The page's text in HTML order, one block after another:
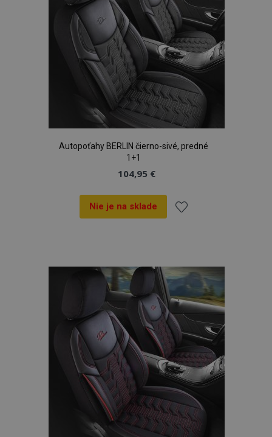
Autopoťahy BERLIN čierno-sivé, predné
1+1
104,95 €
Nie je na sklade
zoznamu
prianí